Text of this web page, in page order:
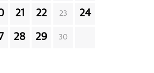
21 22 23 24
28 29 30